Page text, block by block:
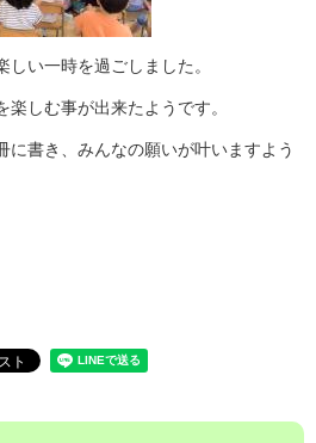
い一時を過ごしました。
しむ事が出来たようです。
に書き、みんなの願いが叶いますよう